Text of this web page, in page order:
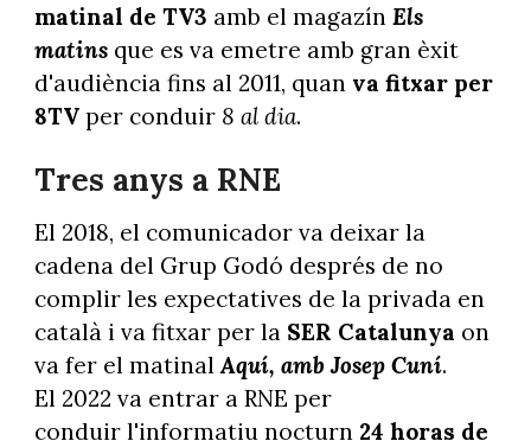
matinal de TV3 amb el magazín Els
matinsque es va emetre amb gran èxit
d'audiència fins al 2011, quan va fitxar per
8TV per conduir8 al dia.
Tres anys a RNE
El 2018, el comunicador va deixar la
cadena del Grup Godó després de no
complir les expectatives de la privada en
català i va fitxar per laSER Catalunya on
va fer el matinalAquí, amb Josep Cuní.
El 2022 va entrar a RNE per
conduir l'informatiu nocturn 24 horas de